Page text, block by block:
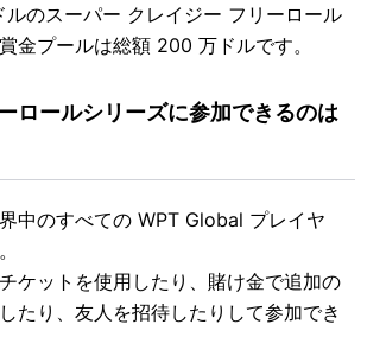
のスーパー クレイジー フリーロール
金プールは総額 200 万ドルです。
ロールシリーズに参加できるのは
中のすべての WPT Global プレイヤ
ケットを使用したり、賭け金で追加の
たり、友人を招待したりして参加でき